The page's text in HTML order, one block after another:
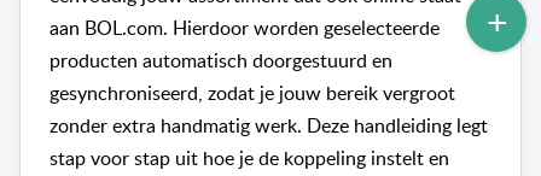
aan BOL.com. Hierdoor worden geselecteerde
producten automatisch doorgestuurd en
gesynchroniseerd, zodat je jouw bereik vergroot
zonder extra handmatig werk. Deze handleiding legt
stap voor stap uit hoe je de koppeling instelt en